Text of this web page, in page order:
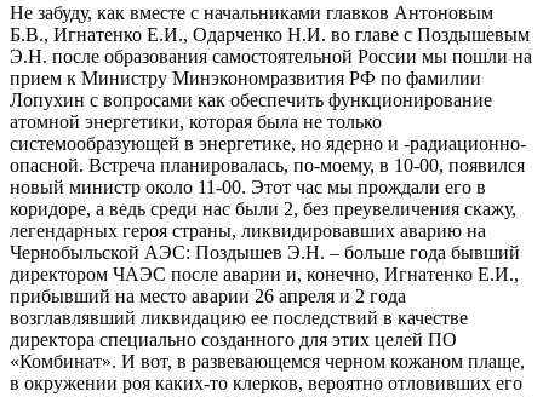
Не забуду, как вместе с начальниками главков Антоновым
Б.В., Игнатенко Е.И., Одарченко Н.И. во главе с Поздышевым
Э.Н. после образования самостоятельной России мы пошли на
прием к Министру Минэкономразвития РФ по фамилии
Лопухин с вопросами как обеспечить функционирование
атомной энергетики, которая была не только
системообразующей в энергетике, но ядерно и -радиационно-
опасной. Встреча планировалась, по-моему, в 10-00, появился
новый министр около 11-00. Этот час мы прождали его в
коридоре, а ведь среди нас были 2, без преувеличения скажу,
легендарных героя страны, ликвидировавших аварию на
Чернобыльской АЭС: Поздышев Э.Н. – больше года бывший
директором ЧАЭС после аварии и, конечно, Игнатенко Е.И.,
прибывший на место аварии 26 апреля и 2 года
возглавлявший ликвидацию ее последствий в качестве
директора специально созданного для этих целей ПО
«Комбинат». И вот, в развевающемся черном кожаном плаще,
в окружении роя каких-то клерков, вероятно отловивших его